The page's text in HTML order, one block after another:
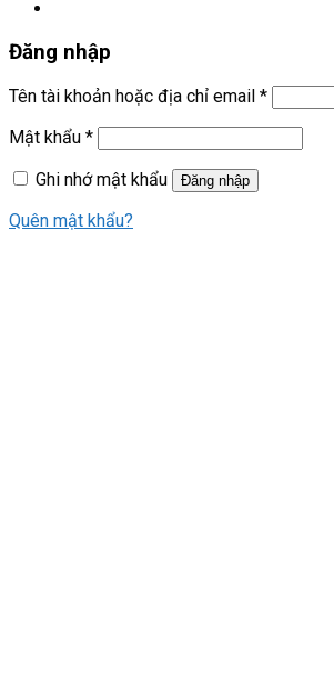
Đăng nhập
Tên tài khoản hoặc địa chỉ email *
Mật khẩu *
Ghi nhớ mật khẩu
Đăng nhập
Quên mật khẩu?